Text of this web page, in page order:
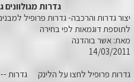
גדרות
יצור גדרות והרכבה- גדרות פרופיל
לתוספת דוגמאות לפי בחירה
מאת: אשר בוהדנה
14/03/2011
גדרות פרופיל לחצו על הלינק